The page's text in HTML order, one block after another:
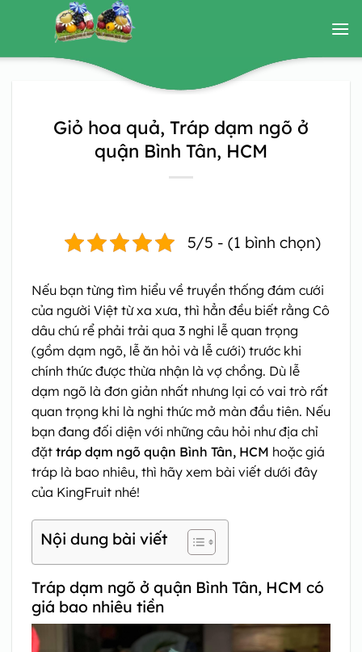
Giỏ hoa quả, Tráp dạm ngõ ở
quận Bình Tân, HCM
5/5 - (1 bình chọn)
Nếu bạn từng tìm hiểu về truyền thống đám cưới
của người Việt từ xa xưa, thì hẳn đều biết rằng Cô
dâu chú rể phải trải qua 3 nghi lễ quan trọng
(gồm dạm ngõ, lễ ăn hỏi và lễ cưới) trước khi
chính thức được thừa nhận là vợ chồng. Dù lễ
dạm ngõ là đơn giản nhất nhưng lại có vai trò rất
quan trọng khi là nghi thức mở màn đầu tiên. Nếu
bạn đang đối diện với những câu hỏi như địa chỉ
đặt tráp dạm ngõ quận Bình Tân, HCM hoặc giá
tráp là bao nhiêu, thì hãy xem bài viết dưới đây
của KingFruit nhé!
Nội dung bài viết
Tráp dạm ngõ ở quận Bình Tân, HCM có
giá bao nhiêu tiền